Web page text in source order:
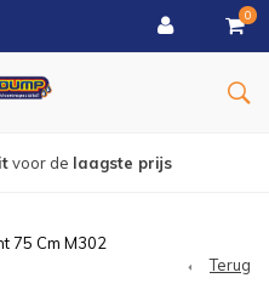
0
vanaf € 150
75 Cm M302
Terug